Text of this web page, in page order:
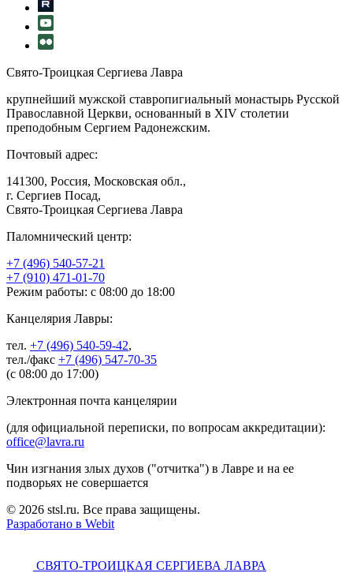
Свято-Троицкая Сергиева Лавра
крупнейший мужской ставропигиальный монастырь Русской
Православной Церкви, основанный в XIV столетии
преподобным Сергием Радонежским.
Почтовый адрес:
141300, Россия, Московская обл.,
г. Сергиев Посад,
Свято-Троицкая Сергиева Лавра
Паломнический центр:
+7 (496) 540-57-21
+7 (910) 471-01-70
Режим работы: с 08:00 до 18:00
Канцелярия Лавры:
тел. +7 (496) 540-59-42,
тел./факс +7 (496) 547-70-35
(с 08:00 до 17:00)
Электронная почта канцелярии
(для официальной переписки, по вопросам аккредитации):
office@lavra.ru
Чин изгнания злых духов ("отчитка") в Лавре и на ее
подворьях не совершается
© 2026 stsl.ru. Все права защищены.
Разработано в Webit
СВЯТО-ТРОИЦКАЯ СЕРГИЕВА ЛАВРА